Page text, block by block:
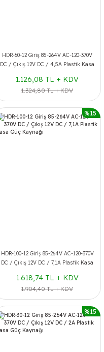
HDR-60-12 Giriş 85-264V AC-120-370V
DC / Çıkış 12V DC / 4,5A Plastik Kasa
1.126,08 TL + KDV
1.324,80 TL + KDV
%15
HDR-100-12 Giriş 85-264V AC-120-370V
DC / Çıkış 12V DC / 7,1A Plastik Kasa
1.618,74 TL + KDV
1.904,40 TL + KDV
%15